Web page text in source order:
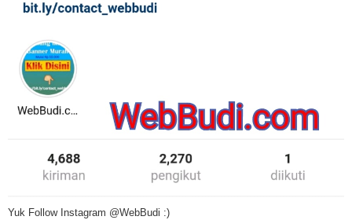
Yuk Follow Instagram @WebBudi :)